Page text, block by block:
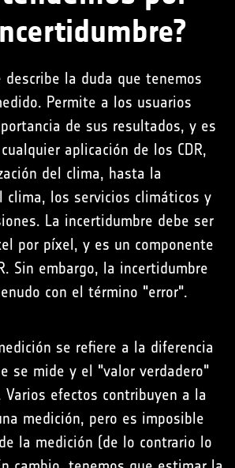
describe la duda que tenemos
Permite a los usuarios
de sus resultados, y es
aplicación de los CDR,
del clima, hasta la
clima, los servicios climáticos y
La incertidumbre debe ser
por píxel, y es un componente
Sin embargo, la incertidumbre
con el término "error".
se refiere a la diferencia
se mide y el "valor verdadero"
Varios efectos contribuyen a la
medición, pero es imposible
la medición (de lo contrario lo